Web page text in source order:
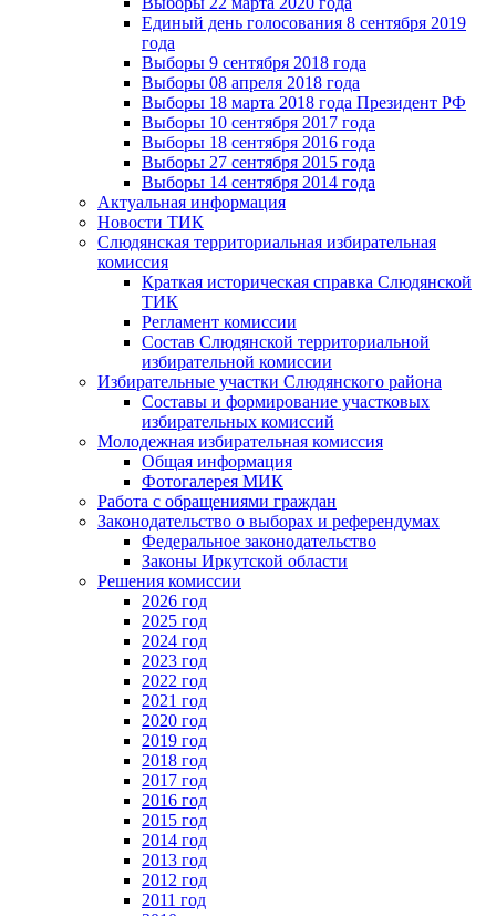
Единый день голосования 8 сентября 2019
года
Выборы 9 сентября 2018 года
Выборы 08 апреля 2018 года
Выборы 18 марта 2018 года Президент РФ
Выборы 10 сентября 2017 года
Выборы 18 сентября 2016 года
Выборы 27 сентября 2015 года
Выборы 14 сентября 2014 года
Актуальная информация
Новости ТИК
Слюдянская территориальная избирательная
комиссия
Краткая историческая справка Слюдянской
ТИК
Регламент комиссии
Состав Слюдянской территориальной
избирательной комиссии
Избирательные участки Слюдянского района
Составы и формирование участковых
избирательных комиссий
Молодежная избирательная комиссия
Общая информация
Фотогалерея МИК
Работа с обращениями граждан
Законодательство о выборах и референдумах
Федеральное законодательство
Законы Иркутской области
Решения комиссии
2026 год
2025 год
2024 год
2023 год
2022 год
2021 год
2020 год
2019 год
2018 год
2017 год
2016 год
2015 год
2014 год
2013 год
2012 год
2011 год